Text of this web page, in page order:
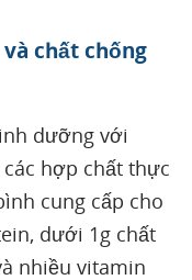
chất chống
dưỡng với
hợp chất thực
cung cấp cho
dưới 1g chất
nhiều vitamin